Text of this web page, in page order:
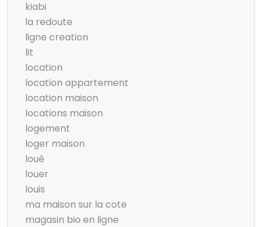
kiabi
la redoute
ligne creation
lit
location
location appartement
location maison
locations maison
logement
loger maison
loué
louer
louis
ma maison sur la cote
magasin bio en ligne